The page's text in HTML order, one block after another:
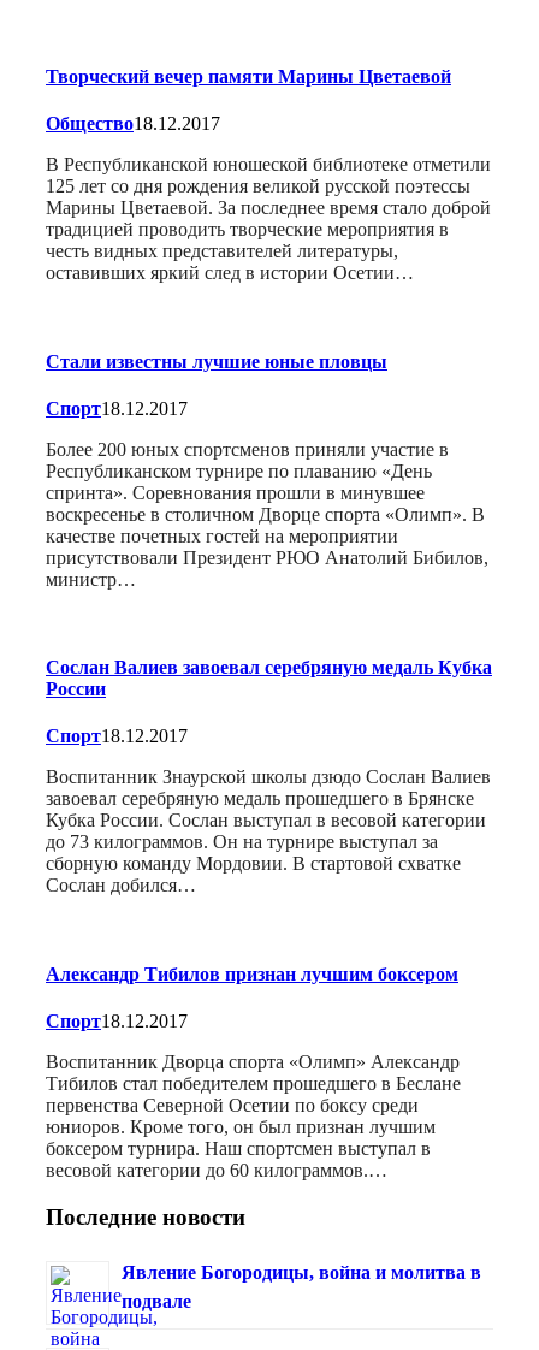
Творческий вечер памяти Марины Цветаевой
Общество18.12.2017
В Республиканской юношеской библиотеке отметили
125 лет со дня рождения великой русской поэтессы
Марины Цветаевой. За последнее время стало доброй
традицией проводить творческие мероприятия в
честь видных представителей литературы,
оставивших яркий след в истории Осетии…
Стали известны лучшие юные пловцы
Спорт18.12.2017
Более 200 юных спортсменов приняли участие в
Республиканском турнире по плаванию «День
спринта». Соревнования прошли в минувшее
воскресенье в столичном Дворце спорта «Олимп». В
качестве почетных гостей на мероприятии
присутствовали Президент РЮО Анатолий Бибилов,
министр…
Сослан Валиев завоевал серебряную медаль Кубка
России
Спорт18.12.2017
Воспитанник Знаурской школы дзюдо Сослан Валиев
завоевал серебряную медаль прошедшего в Брянске
Кубка России. Сослан выступал в весовой категории
до 73 килограммов. Он на турнире выступал за
сборную команду Мордовии. В стартовой схватке
Сослан добился…
Александр Тибилов признан лучшим боксером
Спорт18.12.2017
Воспитанник Дворца спорта «Олимп» Александр
Тибилов стал победителем прошедшего в Беслане
первенства Северной Осетии по боксу среди
юниоров. Кроме того, он был признан лучшим
боксером турнира. Наш спортсмен выступал в
весовой категории до 60 килограммов.…
Последние новости
Явление Богородицы, война и молитва в
подвале